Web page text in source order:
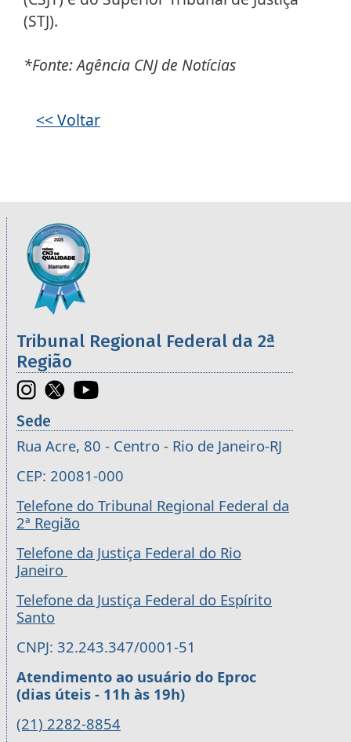
(STJ).
*Fonte: Agência CNJ de Notícias
<< Voltar
Informações úteis sobre os órgãos da 2ª
Imagem
Tribunal Regional Federal da 2ª
Região
Sede
Rua Acre, 80 - Centro - Rio de Janeiro-RJ
CEP: 20081-000
Telefone do Tribunal Regional Federal da
2ª Região
Telefone da Justiça Federal do Rio
Janeiro
Telefone da Justiça Federal do Espírito
Santo
CNPJ: 32.243.347/0001-51
Atendimento ao usuário do Eproc
(dias úteis - 11h às 19h)
(21) 2282-8854